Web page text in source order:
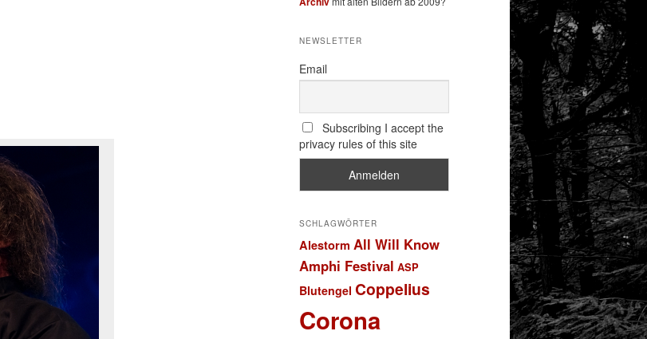
NEWSLETTER
Email
Subscribing I accept the
privacy rules of this site
SCHLAGWÖRTER
Alestorm All Will Know
Amphi Festival ASP
Blutengel Coppelius
Corona